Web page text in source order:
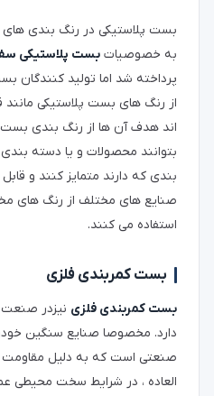
بست پلاستیکی در رنگ بندی
به خصوصیات بست پلاستیکی
پرداخته شد اما تولید
از رنگ های بست پلاستیکی مانند
اند هدف آن ها از رنگ بندی
بتوانند محصولات و یا دسته
بندی که دارند متمایز کنند و
صنایع های مختلف از رنگ
استفاده می کنند.
بست کمربندی فلزی
بست کمربندی فلزی نیزدر صنعت
دارد. مخصوصا صنایع سنگین
صنعتی است که به دلیل مقاومت
العاده ، در شرایط سخت محیطی